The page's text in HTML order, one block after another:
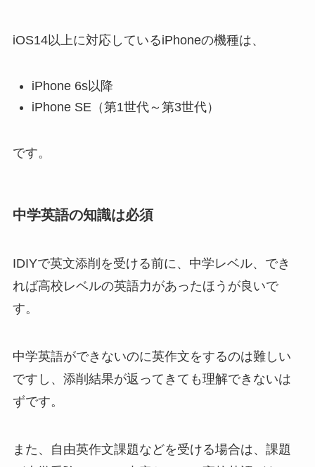
iOS14以上に対応しているiPhoneの機種は、
iPhone 6s以降
iPhone SE（第1世代～第3世代）
です。
中学英語の知識は必須
IDIYで英文添削を受ける前に、中学レベル、でき
れば高校レベルの英語力があったほうが良いで
す。
中学英語ができないのに英作文をするのは難しい
ですし、添削結果が返ってきても理解できないは
ずです。
また、自由英作文課題などを受ける場合は、課題